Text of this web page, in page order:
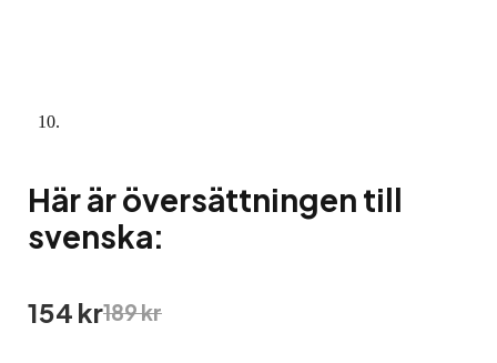
Här är översättningen till
svenska:
189kr
Det
ursprungliga
154 krDet
nuvarande